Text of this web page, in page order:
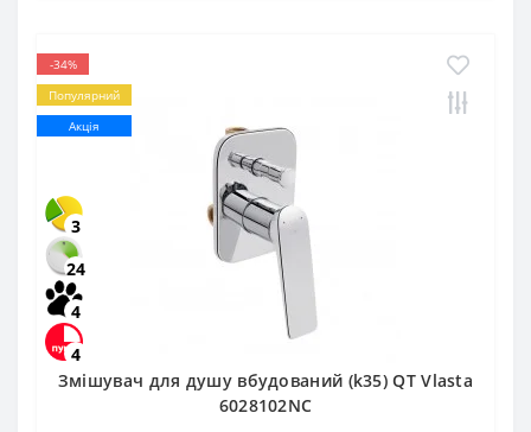
-34%
Популярний
Акція
3
24
4
4
Змішувач для душу вбудований (k35) QT Vlasta
6028102NC